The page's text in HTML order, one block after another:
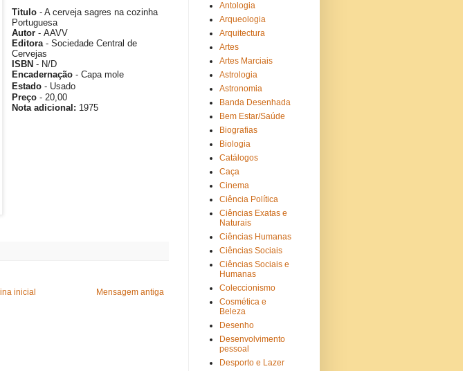
Titulo - A cerveja sagres na cozinha
Portuguesa
Autor -AAVV
Editora-Sociedade Central de
Cervejas
ISBN - N/D
Encadernação - Capa mole
Estado - Usado
Preço - 20,00
Nota adicional : 1975
Mensagem antiga
inicial
Antologia
Arqueologia
Arquitectura
Artes
Artes Marciais
Astrologia
Astronomia
Banda Desenhada
Bem Estar/Saúde
Biografias
Biologia
Catálogos
Caça
Cinema
Ciência Política
Ciências Exatas e
Naturais
Ciências Humanas
Ciências Sociais
Ciências Sociais e
Humanas
Coleccionismo
Cosmética e
Beleza
Desenho
Desenvolvimento
pessoal
Desporto e Lazer